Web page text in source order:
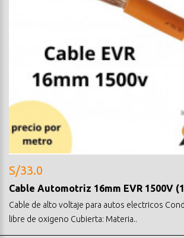
S/33.0
Cable Automotriz 16mm EVR 1500V
Cable de alto voltaje para autos electricos
libre de oxigeno Cubierta: Materia..